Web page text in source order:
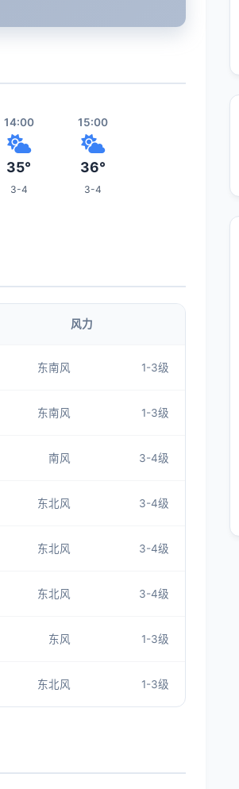
14:00
35°
3-4
15:00
36°
3-4
3-4 3-4
风力
东南风 1-3级
东南风 1-3级
南风 3-4级
东北风 3-4级
东北风 3-4级
东北风 3-4级
东风 1-3级
东北风 1-3级